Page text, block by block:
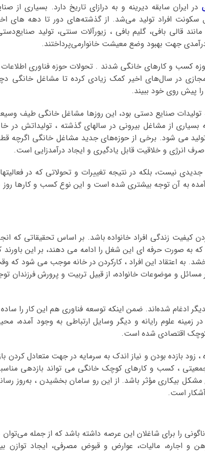
در ایران سابقه دیرینه و به درازای تاریخ دارد. بسیاری از
سکونت افراد تولید می‌شد. از گذشته‌های دور تا دهه های
قالی بافی، گلیم بافی ، زیورآلات سنتی، تولید
جهت بهبود وضع معیشت خانوارمی‌پرداختند.
کسب و کارهای خانگی شدند . تحولات حوزه فناوری
در سال‌های اخیر کمک زیادی کرده تا مشاغل خانگی
پیش روی خود ببیند.
صنایع دستی بود، این روز‌ها مشاغل خانگی طیف
از مشاغل بیرونی در سالهای گذشته ، تولیداتش در
می شود. برخی از حوزه‌های جدید مشاغل خانگی اگرچه
انرژی و خلاقیت قابل یادگیری و ایجاد درآمدزایی است.
نیست، بلکه در نتیجه تغییرات و تحولاتی که در
آمده به آن توجه بیشتری شده است و این نوع کسب و کارها روز
کیفیت زندگی افراد خانواده باشد. بر اساس تحقیقاتی که
صورت حرفه ای این شغل را ادامه می دهند، بر این باورند
به اعتقاد این افراد ، کارکردن در خانه موجب می شود که
و موضوعات خانواده، از قبیل تربیت و پرورش فرزندان
ادغام شده‌اند. ضمن اینکه توسعه فناوری هم این کار را
زمینه علوم رایانه و دیگر وسایل ارتباطی به وجود آمده،
اقتصادی شده است.
بازده بودن و نیاز اندک به سرمایه در جهت متعادل کردن
، کسب و کارهای کوچک خانگی می تواند بازدهی
بیکاری مؤثر باشد. از این رو سامان بخشیدن ، به‌روز
است.
را برای شاغلان این عرصه داشته باشد که از جمله می‌توان
و اجاره، مالیات، عوارض و قبوض مصرفی، ایجاد توازن